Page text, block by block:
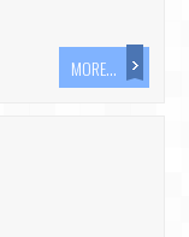
MORE...